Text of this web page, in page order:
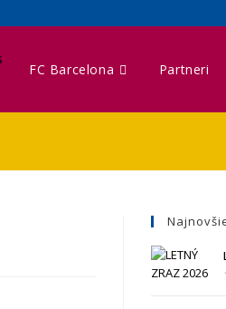
FC Barcelona Partneri